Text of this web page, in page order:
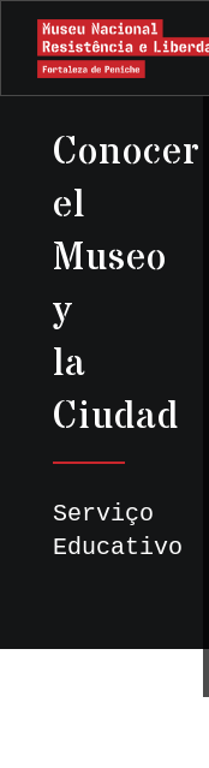
Conocer
el
Museo
y
la
Ciudad
Serviço
Educativo